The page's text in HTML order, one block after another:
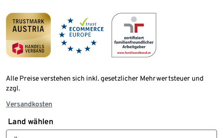
Alle Preise verstehen sich inkl. gesetzlicher Mehrwertsteuer und
zzgl.
Versandkosten
Land wählen